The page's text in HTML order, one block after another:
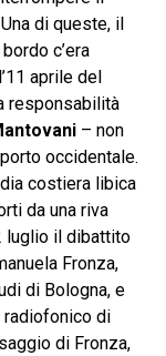
di queste, il
c’era
aprile del
responsabilità
– non
occidentale.
costiera libica
da una riva
luglio il dibattito
Fronza,
di Bologna, e
radiofonico di
di Fronza,